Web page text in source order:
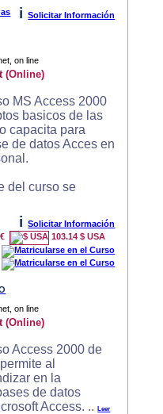
i Solicitar Información
(Online)
MS Access 2000
basicos de las
capacita para
de datos Acces en
del curso se
i
Solicitar Información
103.14 $ USA
(Online)
Access 2000 de
al
en la
de datos
Access. ..Leer